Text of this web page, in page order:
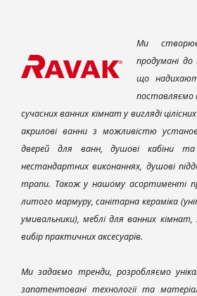
Ми
продумані до
що
поставляємо
сучасних ванних кімнат у вигляді
акрилові ванни з можливістю
дверей для ванн, душові кабіни
нестандартних виконаннях, душові
трапи. Також у нашому асортименті
литого мармуру, санітарна кераміка
умивальники), меблі для ванних
вибір практичних аксесуарів.
Ми задаємо тренди, розробляємо
запатентовані технології та